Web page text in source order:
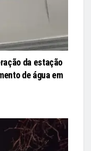
da estação
de água em